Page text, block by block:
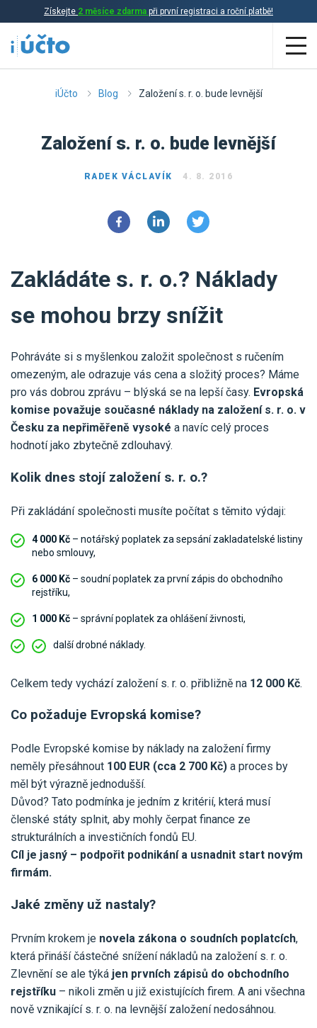
Získejte 2 měsíce zdarma při první registraci a roční platbě!
Aplikace
Přehled funkcí
Online daňová evidence
Propojení s bankou
Účetní a manažerské reporty
Ceník a sklady
One Stop Shop (OSS)
Všechny funkce
Účetní služby
Pro uživatele iÚčto
Poptávka účetních služeb
Ceník účetních služeb
Pro firmy
Pro živnostníky
Pro spolky Blog Kontakt
VYZKOUŠET ZDARMA PŘIHLÁSIT SE
iÚčto Blog Založení s. r. o. bude levnější
Založení s. r. o. bude levnější
RADEK VÁCLAVÍK 4. 8. 2016
Zakládáte s. r. o.? Náklady
se mohou brzy snížit
Pohráváte si s myšlenkou založit společnost s ručením
omezeným, ale odrazuje vás cena a složitý proces? Máme
pro vás dobrou zprávu – blýská se na lepší časy. Evropská
komise považuje současné náklady na založení s. r. o. v
Česku za nepřiměřeně vysoké a navíc celý proces
hodnotí jako zbytečně zdlouhavý.
Kolik dnes stojí založení s. r. o.?
Při zakládání společnosti musíte počítat s těmito výdaji:
4 000 Kč – notářský poplatek za sepsání zakladatelské listiny
nebo smlouvy,
6 000 Kč – soudní poplatek za první zápis do obchodního
rejstříku,
1 000 Kč – správní poplatek za ohlášení živnosti,
další drobné náklady.
Celkem tedy vychází založení s. r. o. přibližně na 12 000 Kč.
Co požaduje Evropská komise?
Podle Evropské komise by náklady na založení firmy
neměly přesáhnout 100 EUR (cca 2 700 Kč) a proces by
měl být výrazně jednodušší.
Důvod? Tato podmínka je jedním z kritérií, která musí
členské státy splnit, aby mohly čerpat finance ze
strukturálních a investičních fondů EU.
Cíl je jasný – podpořit podnikání a usnadnit start novým
firmám.
Jaké změny už nastaly?
Prvním krokem je novela zákona o soudních poplatcích,
která přináší částečné snížení nákladů na založení s. r. o.
Zlevnění se ale týká jen prvních zápisů do obchodního
rejstříku – nikoli změn u již existujících firem. A ani všechna
nově vznikající s. r. o. na levnější založení nedosáhnou.